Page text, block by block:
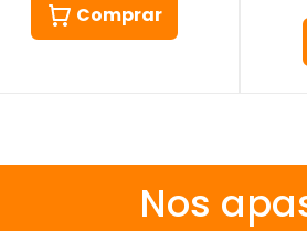
Comprar
Nos